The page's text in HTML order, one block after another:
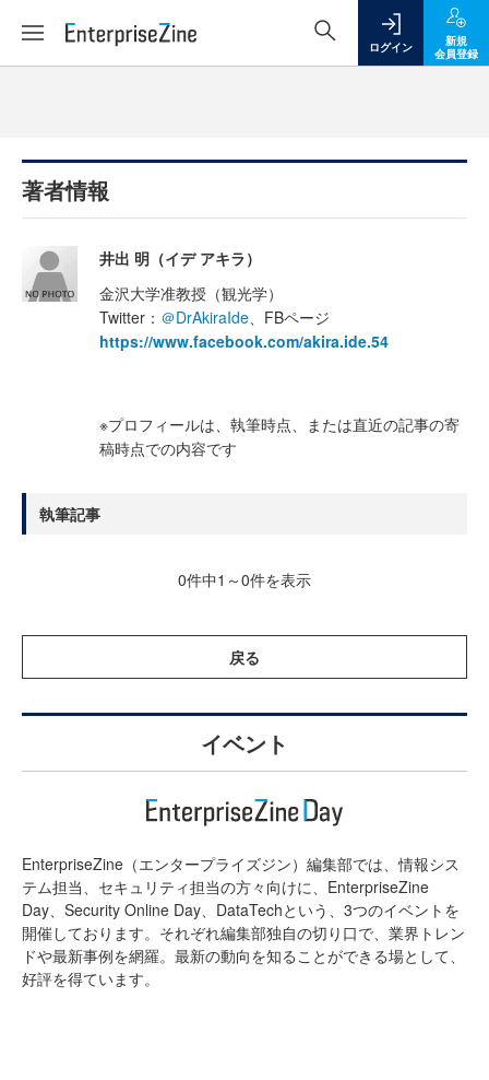
ログイン
新規
会員登録
著者情報
井出 明（イデ アキラ）
金沢大学准教授（観光学）
Twitter： ＠DrAkiraIde、FBページ
https://www.facebook.com/akira.ide.54
※プロフィールは、執筆時点、または直近の記事の寄
稿時点での内容です
執筆記事
0件中1～0件を表示
戻る
イベント
EnterpriseZine（エンタープライズジン）編集部では、情報シス
テム担当、セキュリティ担当の方々向けに、EnterpriseZine
Day、Security Online Day、DataTechという、3つのイベントを
開催しております。それぞれ編集部独自の切り口で、業界トレン
ドや最新事例を網羅。最新の動向を知ることができる場として、
好評を得ています。